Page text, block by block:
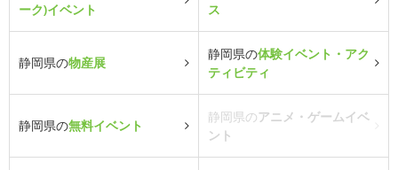
ーク)イベント
ス
静岡県の物産展
静岡県の体験イベント・アク
ティビティ
静岡県の無料イベント
静岡県のアニメ・ゲームイベ
ント